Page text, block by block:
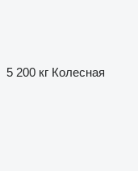
5 200 кг Колесная